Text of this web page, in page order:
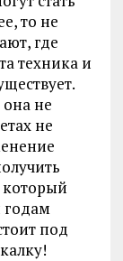
то не
где
техника и
она не
не
который
годам
под